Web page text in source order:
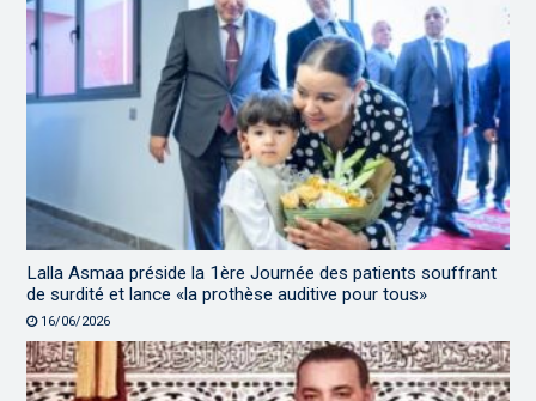
Lalla Asmaa préside la 1ère Journée des patients souffrant
de surdité et lance «la prothèse auditive pour tous»
16/06/2026